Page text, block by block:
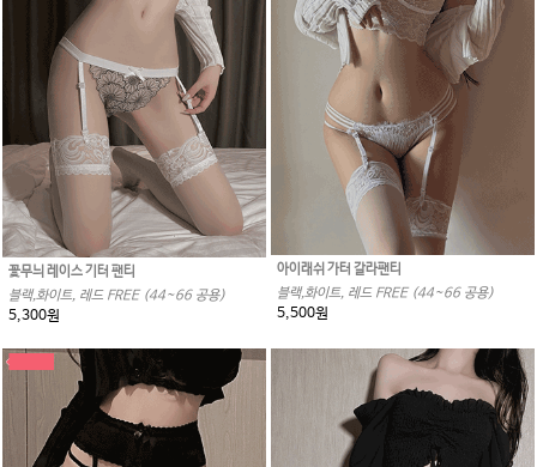
꽃무늬 레이스 기터 팬티
블랙,화이트, 레드 FREE (44~66 공용)
5,300원
아이래쉬 가터 갈라팬티
블랙,화이트, 레드 FREE (44~66 공용)
5,500원